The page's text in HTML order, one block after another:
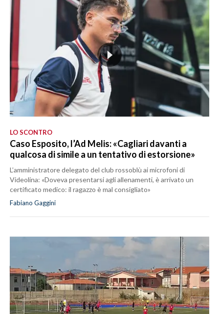
LO SCONTRO
Caso Esposito, l’Ad Melis: «Cagliari davanti a
qualcosa di simile a un tentativo di estorsione»
L’amministratore delegato del club rossoblù ai microfoni di
Videolina: «Doveva presentarsi agli allenamenti, è arrivato un
certificato medico: il ragazzo è mal consigliato»
Fabiano Gaggini